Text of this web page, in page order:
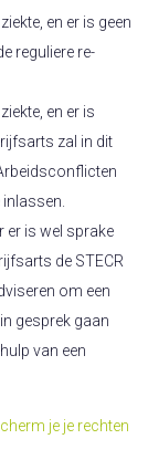
en er is geen
reguliere re-
en er is
zal in dit
inlassen.
er is wel sprake
de STECR
om een
gesprek gaan
van een
je je rechten